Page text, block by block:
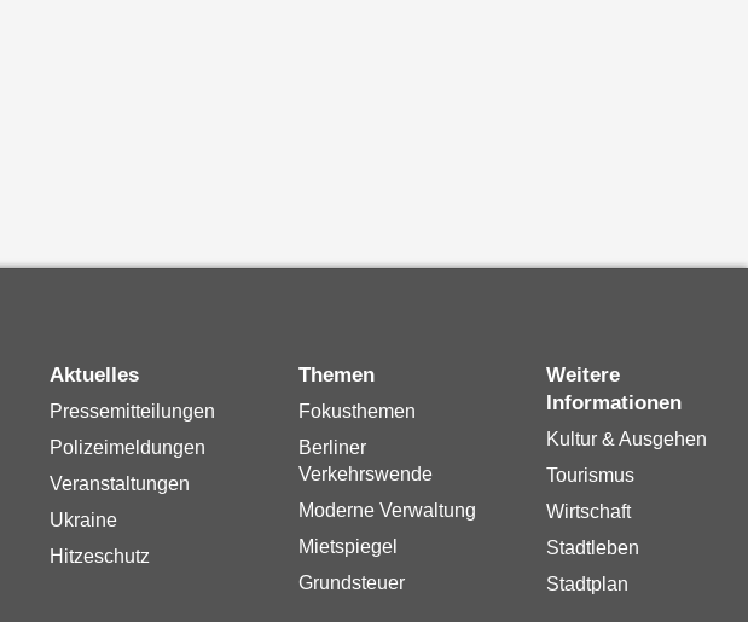
Aktuelles
Pressemitteilungen
Polizeimeldungen
Veranstaltungen
Ukraine
Hitzeschutz
Themen
Fokusthemen
Berliner
Verkehrswende
Moderne Verwaltung
Mietspiegel
Grundsteuer
Weitere
Informationen
Kultur & Ausgehen
Tourismus
Wirtschaft
Stadtleben
Stadtplan